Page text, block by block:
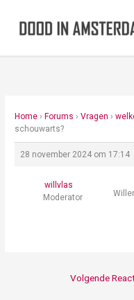
Home › Forums › Vragen ›
schouwarts?
28 november 2024 om 17:14
willvlas
Moderator
Volgende